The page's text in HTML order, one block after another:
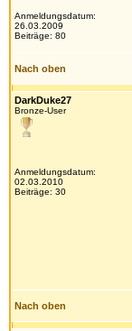
Anmeldungsdatum:
26.03.2009
Beiträge: 80
Nach oben
DarkDuke27
Bronze-User
Anmeldungsdatum:
02.03.2010
Beiträge: 30
Nach oben